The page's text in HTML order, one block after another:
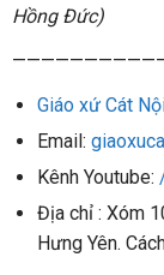
Hồng Đức)
Giáo xứ Cát
Email:
Kênh Youtube:
Địa chỉ : Xóm
Hưng Yên.